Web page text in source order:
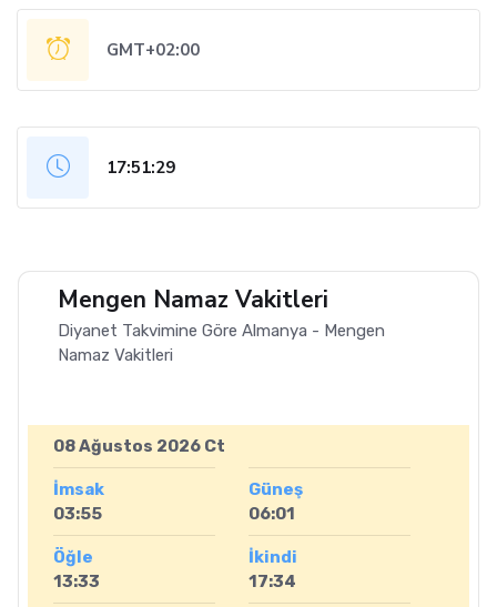
GMT+02:00
17:51:30
Mengen Namaz Vakitleri
Diyanet Takvimine Göre Almanya - Mengen
Namaz Vakitleri
08 Ağustos 2026 Ct
İmsak
03:55
Güneş
06:01
Öğle
13:33
İkindi
17:34